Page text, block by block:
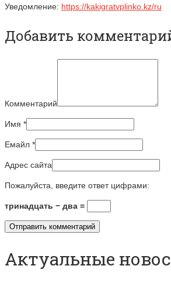
Уведомление: https://kakigratvplinko.kz/ru
Добавить
Комментарий
Имя *
Емайл *
Адрес сайта
Пожалуйста, введите ответ цифрами:
тринадцать − два =
Актуальные